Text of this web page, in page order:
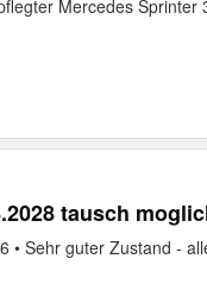
Mercedes Sprinter
tausch
• Sehr guter Zustand -